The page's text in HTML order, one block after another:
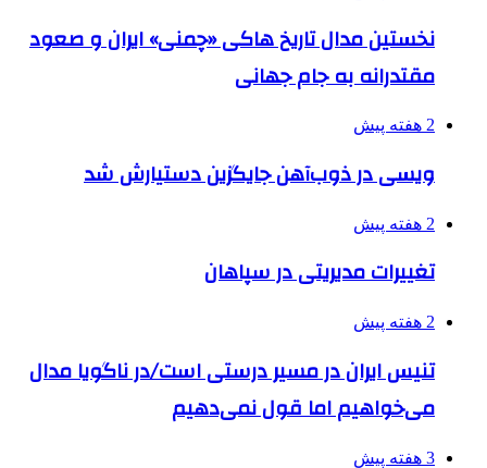
نخستین مدال تاریخ هاکی «چمنی» ایران و صعود
مقتدرانه به جام جهانی
2 هفته پیش
ویسی در ذوب‌آهن جایگزین دستیارش شد
2 هفته پیش
تغییرات مدیریتی در سپاهان
2 هفته پیش
تنیس ایران در مسیر درستی است/در ناگویا مدال
می‌خواهیم اما قول نمی‌دهیم
3 هفته پیش